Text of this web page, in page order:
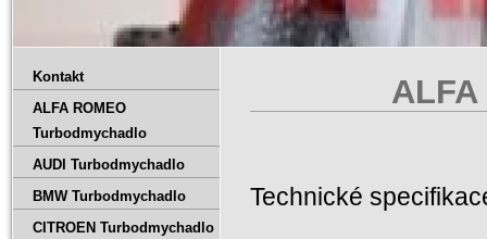
Technické
Kontakt
ALFA ROMEO
Turbodmychadlo
AUDI Turbodmychadlo
BMW Turbodmychadlo
CITROEN Turbodmychadlo